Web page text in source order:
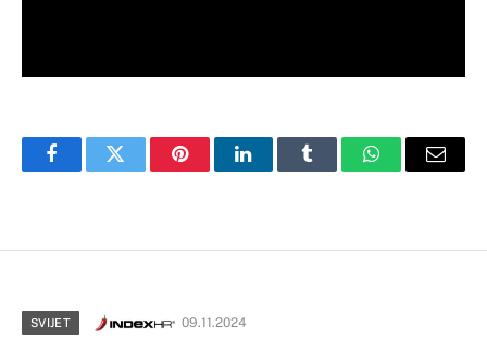
FacebookTwitter PinterestLinkedInTumblr WhatsAppEmail
SVIJET 09.11.2024